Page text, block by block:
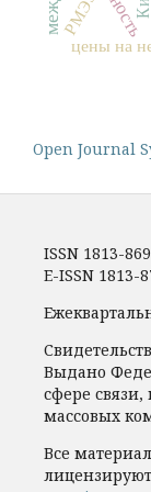
цены на
РМЭЗ
Open Journal
ISSN 1813-
E-ISSN 1813-
Выдано
сфере
массовых
Все